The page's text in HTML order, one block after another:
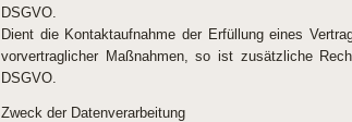
DSGVO.
Dient die Kontaktaufnahme der Erfüllung eines
vorvertraglicher Maßnahmen, so ist zusätzliche
DSGVO.
Zweck der Datenverarbeitung